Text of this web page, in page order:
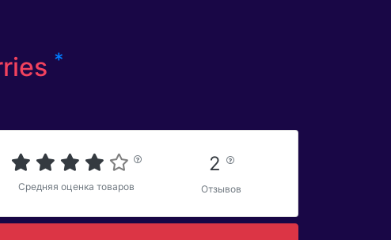
*
Средняя оценка товаров
2
Отзывов